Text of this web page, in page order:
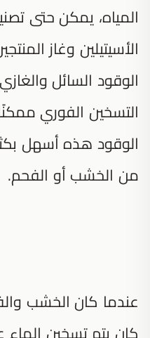
المياه، يمكن حتى
الأسيتيلين وغاز
الوقود السائل
التسخين الفوري
الوقود هذه أسهل
من الخشب أو الفحم.
عندما كان الخشب